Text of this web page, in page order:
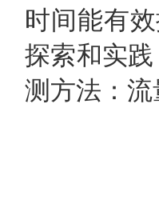
时间能有
探索和实
测方法：